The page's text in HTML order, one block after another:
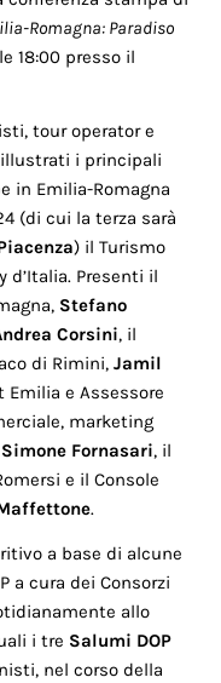
Romagna: Paradiso
18:00 presso il
tour operator e
i principali
in Emilia-Romagna
(di cui la terza sarà
) il Turismo
d’Italia. Presenti il
Stefano
Corsini, il
di Rimini,Jamil
Emilia e Assessore
marketing
Simone Fornasari, il
e il Console
.
a base di alcune
a cura dei Consorzi
allo
i tre Salumi DOP
nel corso della